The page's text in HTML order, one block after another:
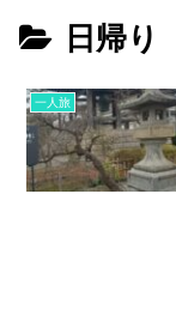
日帰り
一人旅